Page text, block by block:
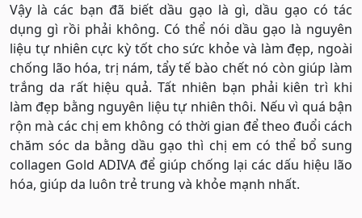
Vậy là các bạn đã biết dầu gạo là gì, dầu gạo có tác
dụng gì rồi phải không. Có thể nói dầu gạo là nguyên
liệu tự nhiên cực kỳ tốt cho sức khỏe và làm đẹp, ngoài
chống lão hóa, trị nám, tẩy tế bào chết nó còn giúp làm
trắng da rất hiệu quả. Tất nhiên bạn phải kiên trì khi
làm đẹp bằng nguyên liệu tự nhiên thôi. Nếu vì quá bận
rộn mà các chị em không có thời gian để theo đuổi cách
chăm sóc da bằng dầu gạo thì chị em có thể bổ sung
collagen Gold ADIVA để giúp chống lại các dấu hiệu lão
hóa, giúp da luôn trẻ trung và khỏe mạnh nhất.